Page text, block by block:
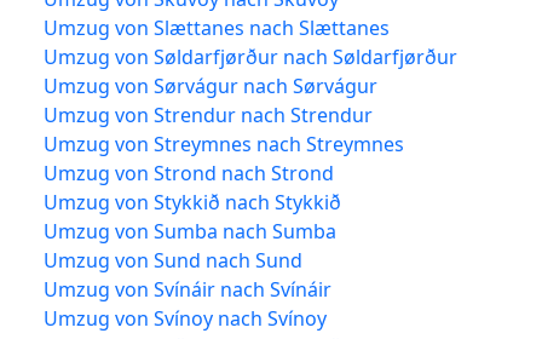
Umzug von Slættanes nach Slættanes
Umzug von Søldarfjørður nach Søldarfjørður
Umzug von Sørvágur nach Sørvágur
Umzug von Strendur nach Strendur
Umzug von Streymnes nach Streymnes
Umzug von Strond nach Strond
Umzug von Stykkið nach Stykkið
Umzug von Sumba nach Sumba
Umzug von Sund nach Sund
Umzug von Svínáir nach Svínáir
Umzug von Svínoy nach Svínoy